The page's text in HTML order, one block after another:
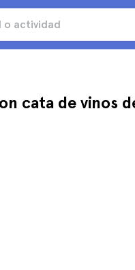
cata de vinos